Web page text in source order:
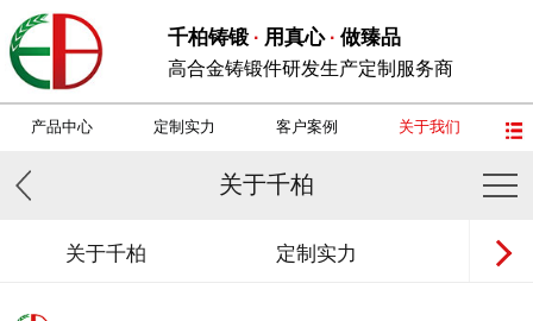
千柏铸锻· 用真心· 做臻品
高合金铸锻件研发生产定制服务商
产品中心 定制实力 客户案例 关于我们
关于千柏
关于千柏 定制实力 工